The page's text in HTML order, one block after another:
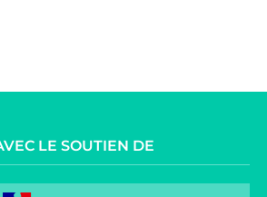
LE SOUTIEN DE